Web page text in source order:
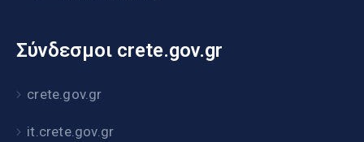
Σύνδεσμοι crete.gov.gr
crete.gov.gr
it.crete.gov.gr